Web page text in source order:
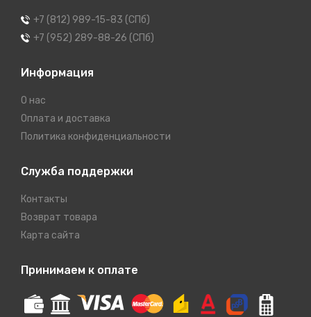
+7 (812) 989-15-83 (СПб)
+7 (952) 289-88-26 (СПб)
Информация
О нас
Оплата и доставка
Политика конфиденциальности
Служба поддержки
Контакты
Возврат товара
Карта сайта
Принимаем к оплате